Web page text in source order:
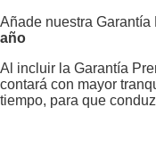
Añade nuestra
año
Al incluir la Garantía
contará con mayor
tiempo, para que